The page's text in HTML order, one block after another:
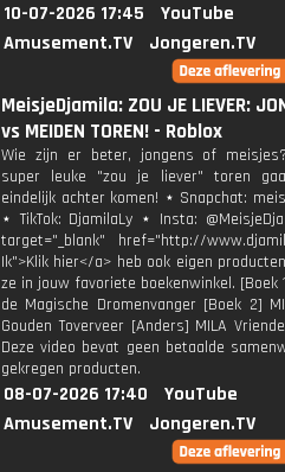
10-07-2026 17:45
YouTube
Amusement.TV
Jongeren.TV
MeisjeDjamila: ZOU JE LIEVER:
vs MEIDEN TOREN! - Roblox
Wie zijn er beter, jongens of
super leuke "zou je liever" toren
eindelijk achter komen! ⋆ Snapchat:
⋆ TikTok: DjamilaLy ⋆ Insta:
target="_blank" href="http://
Ik">Klik hier</a> heb ook eigen
ze in jouw favoriete boekenwinkel. [Boek
de Magische Dromenvanger [Boek 2]
Gouden Toverveer [Anders] MILA
Deze video bevat geen betaalde
gekregen producten.
08-07-2026 17:40
YouTube
Amusement.TV
Jongeren.TV